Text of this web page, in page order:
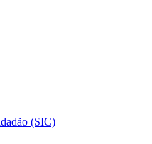
(SIC)